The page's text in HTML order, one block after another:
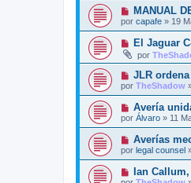
e
s
a
e
v
o
m
e
s
a
e
N
u
e
v
o
m
e
n
s
a
e
MANUAL
por capafe » 19
N
e
o
m
e
n
s
a
e
El Jaguar
por
N
u
e
o
m
e
n
s
a
e
JLR
por TheShadow
N
u
e
o
m
e
s
Avería
por Álvaro » 11
N
u
e
v
o
Averías
por legal counsel
N
u
Ian